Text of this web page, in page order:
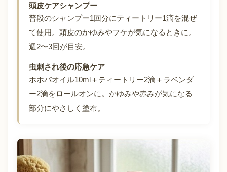
頭皮ケアシャンプー
普段のシャンプー1回分にティートリー1滴を混ぜ
て使用。頭皮のかゆみやフケが気になるときに。
週2〜3回が目安。
虫刺され後の応急ケア
ホホバオイル10ml＋ティートリー2滴＋ラベンダ
ー2滴をロールオンに。かゆみや赤みが気になる
部分にやさしく塗布。